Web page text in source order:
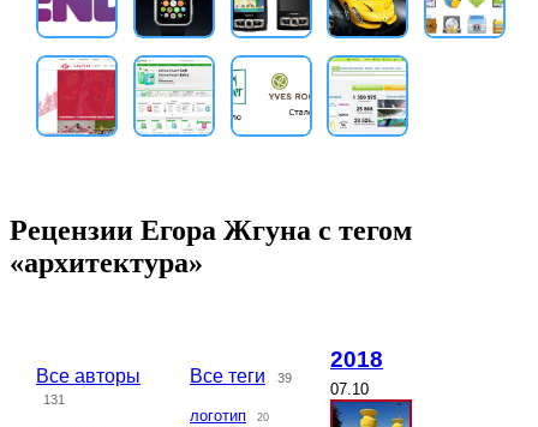
Рецензии Егора Жгуна с тегом
«архитектура»
Все авторы
131
Все теги 39
логотип 20
2018
07.10